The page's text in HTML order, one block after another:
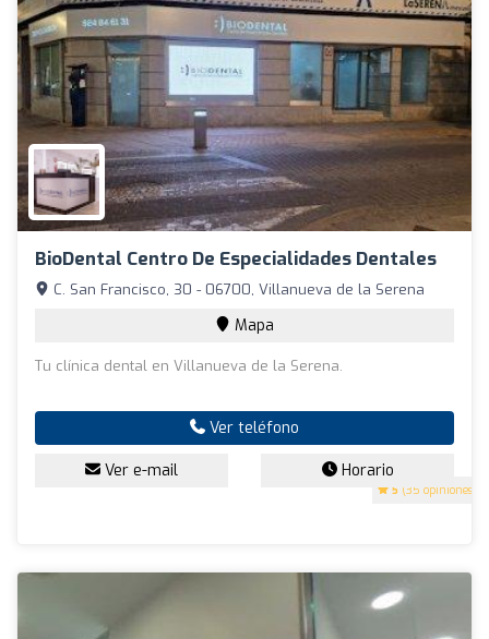
BioDental Centro De Especialidades Dentales
5 (35 opiniones)
C. San Francisco, 30 - 06700, Villanueva de la Serena
Mapa
Tu clínica dental en Villanueva de la Serena.
Ver teléfono
Ver e-mail Horario